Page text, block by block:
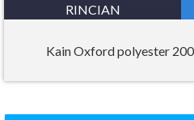
RINCIAN
Kain Oxford polyester